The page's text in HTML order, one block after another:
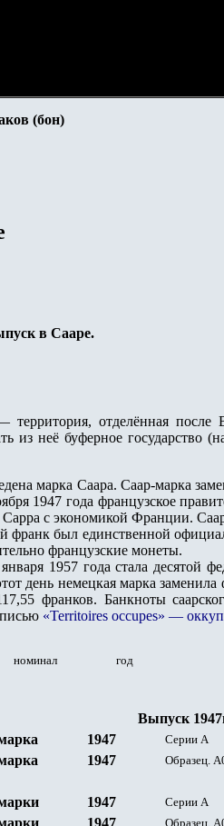
(бон)
в Сааре.
отделённая
из неё буферное государство
марка Саара. Саар-марка
1947 года французское
с экономикой Франции.
франк был единственной
французские монеты.
1957 года стала десятой
день немецкая марка
франков. Банкноты
«Territoires occupes» —
номинал год
Выпуск
1947 Серии A
1947 Образец. A
1947 Серии A
1947 Образец. A